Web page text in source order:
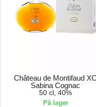
Château de Montifaud
Sabina Cognac
50 cl, 40%
På lager